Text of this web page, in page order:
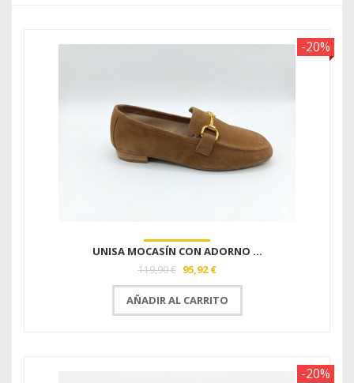
-20%
UNISA MOCASÍN CON ADORNO ...
119,90 € 95,92 €
AÑADIR AL CARRITO
-20%